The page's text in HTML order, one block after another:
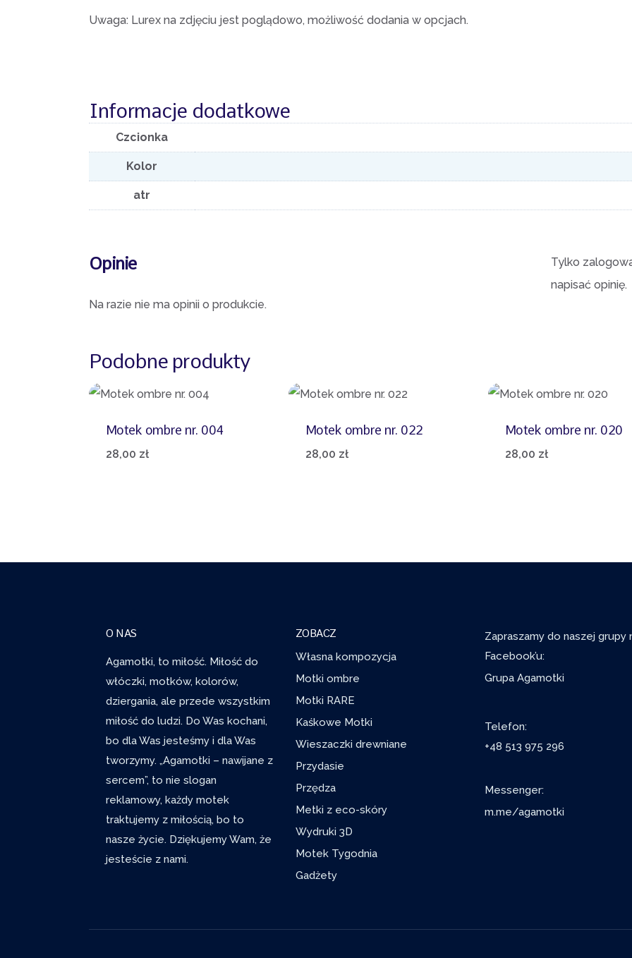
Uwaga: Lurex na zdjęciu jest poglądowo, możliwość dodania w opcjach.
Informacje dodatkowe
Czcionka
Kolor
atr
Opinie
Na razie nie ma opinii o produkcie.
Tylko
napisać opinię.
Podobne produkty
Motek ombre nr. 004
28,00 zł
Motek ombre nr. 022
28,00 zł
Motek ombre nr. 020
28,00 zł
O NAS
Agamotki, to miłość. Miłość do
włóczki, motków, kolorów,
dziergania, ale przede wszystkim
miłość do ludzi. Do Was kochani,
bo dla Was jesteśmy i dla Was
tworzymy. „Agamotki – nawijane z
sercem”, to nie slogan
reklamowy, każdy motek
traktujemy z miłością, bo to
nasze życie. Dziękujemy Wam, że
jesteście z nami.
ZOBACZ
Własna kompozycja
Motki ombre
Motki RARE
Kaśkowe Motki
Wieszaczki drewniane
Przydasie
Przędza
Metki z eco-skóry
Wydruki 3D
Motek Tygodnia
Gadżety
Zapraszamy do naszej grupy
Facebook’u:
Grupa Agamotki
Telefon:
+48 513 975 296
Messenger:
m.me/agamotki